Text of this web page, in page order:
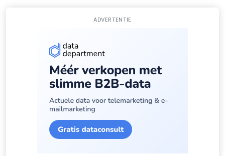
ADVERTENTIE